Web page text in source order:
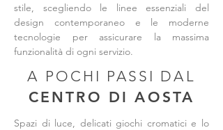
stile, scegliendo le linee essenziali del
design contemporaneo e le moderne
tecnologie per assicurare la massima
funzionalità di ogni servizio.
A POCHI PASSI DAL
CENTRO DI AOSTA
Spazi di luce, delicati giochi cromatici e lo